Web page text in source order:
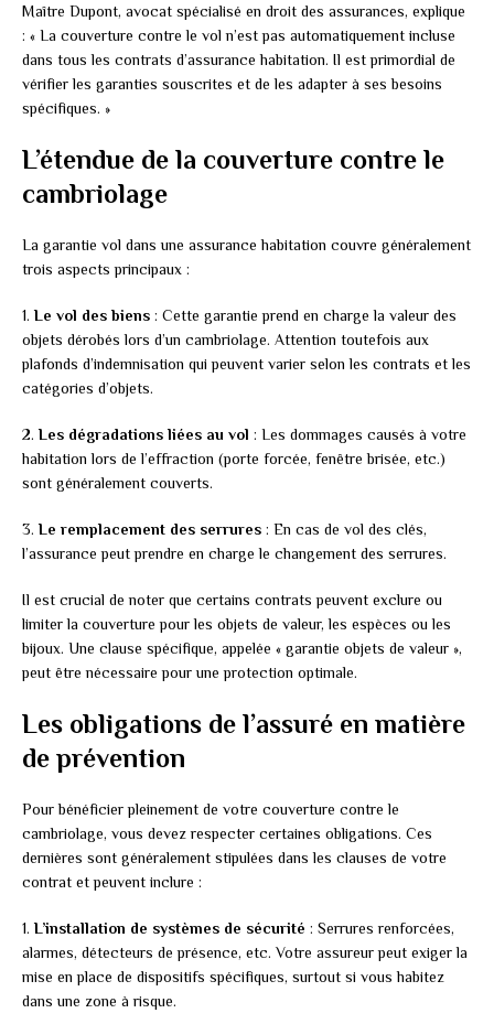
Maître Dupont, avocat spécialisé en droit des assurances, explique
: « La couverture contre le vol n’est pas automatiquement incluse
dans tous les contrats d’assurance habitation. Il est primordial de
vérifier les garanties souscrites et de les adapter à ses besoins
spécifiques. »
L’étendue de la couverture contre le
cambriolage
La garantie vol dans une assurance habitation couvre généralement
trois aspects principaux :
1.Le vol des biens : Cette garantie prend en charge la valeur des
objets dérobés lors d’un cambriolage. Attention toutefois aux
plafonds d’indemnisation qui peuvent varier selon les contrats et les
catégories d’objets.
2.Les dégradations liées au vol : Les dommages causés à votre
habitation lors de l’effraction (porte forcée, fenêtre brisée, etc.)
sont généralement couverts.
3.Le remplacement des serrures : En cas de vol des clés,
l’assurance peut prendre en charge le changement des serrures.
Il est crucial de noter que certains contrats peuvent exclure ou
limiter la couverture pour les objets de valeur, les espèces ou les
bijoux. Une clause spécifique, appelée « garantie objets de valeur »,
peut être nécessaire pour une protection optimale.
Les obligations de l’assuré en matière
de prévention
Pour bénéficier pleinement de votre couverture contre le
cambriolage, vous devez respecter certaines obligations. Ces
dernières sont généralement stipulées dans les clauses de votre
contrat et peuvent inclure :
1.L’installation de systèmes de sécurité : Serrures renforcées,
alarmes, détecteurs de présence, etc. Votre assureur peut exiger la
mise en place de dispositifs spécifiques, surtout si vous habitez
dans une zone à risque.